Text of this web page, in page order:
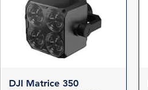
Γρήγορη προβολή
DJI Matrice 350